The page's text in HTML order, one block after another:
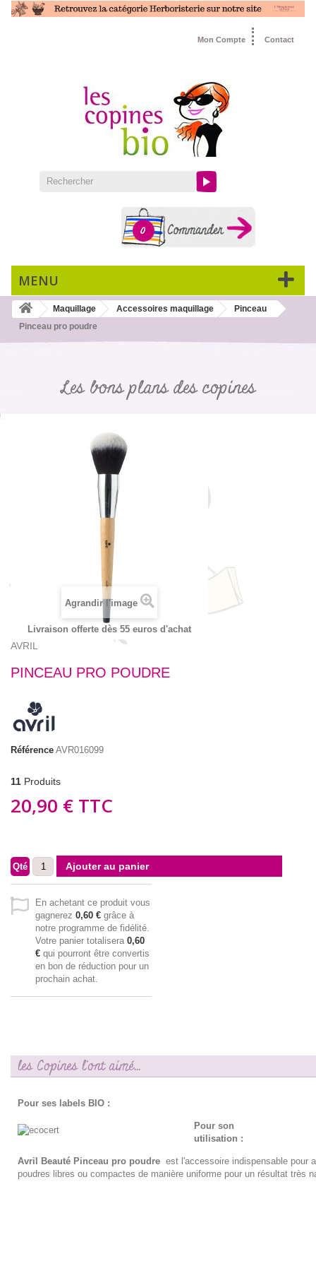
Contact
Mon Compte
0
MENU
Maquillage Accessoires maquillage
Pinceau
Pinceau pro poudre
Les bons plans des copines
Agrandir l'image
Livraison offerte dès 55 euros d'achat
AVRIL
PINCEAU PRO POUDRE
Référence AVR016099
11 Produits
20,90 € TTC
Qté Ajouter au panier
En achetant ce produit vous
gagnerez 0,60 € grâce à
notre programme de fidélité.
Votre panier totalisera 0,60
€ qui pourront être convertis
en bon de réduction pour un
prochain achat.
les Copines l'ont aimé...
Pour ses labels BIO :
Pour son
utilisation :
Avril Beauté Pinceau pro poudre est l'accessoire indispensable pour
poudres libres ou compactes de manière uniforme pour un résultat très